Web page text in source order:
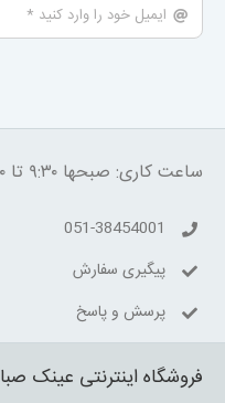
ساعت کاری: صبحها ۹:۳۰ تا ۱۳:۳۰ عصرها ۱۷تا ۲۱
051-38454001
پیگیری سفارش
پرسش و پاسخ
فروشگاه اینترنتی عینک صبا